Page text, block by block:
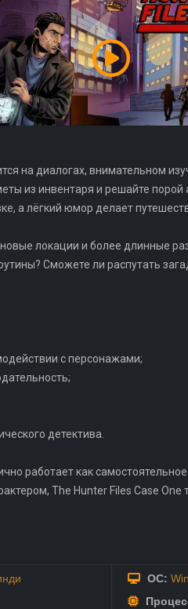
на диалогах, внимательном
из инвентаря и решайте
а лёгкий юмор делает
локации и более длинные
Сможете ли распутать
с персонажами;
детектива.
работает как
The Hunter Files Case
ОС: